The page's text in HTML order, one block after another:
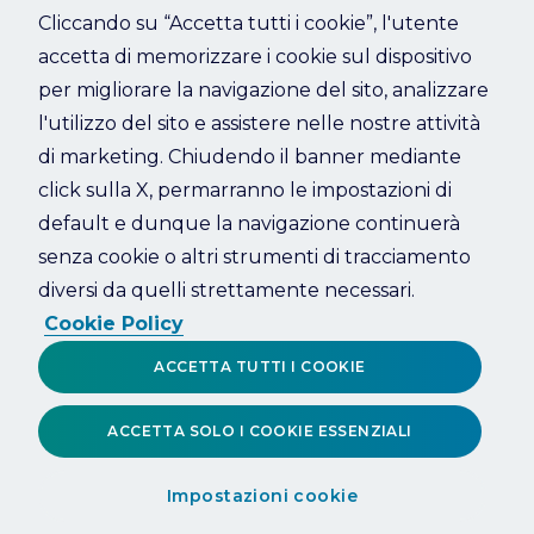
Refresh
Cliccando su “Accetta tutti i cookie”, l'utente
accetta di memorizzare i cookie sul dispositivo
per migliorare la navigazione del sito, analizzare
l'utilizzo del sito e assistere nelle nostre attività
di marketing. Chiudendo il banner mediante
click sulla X, permarranno le impostazioni di
default e dunque la navigazione continuerà
senza cookie o altri strumenti di tracciamento
diversi da quelli strettamente necessari.
Cookie Policy
Impostazioni cookie
ACCETTA SOLO I COOKIE ESSENZIALI
ACCETTA TUTTI I COOKIE